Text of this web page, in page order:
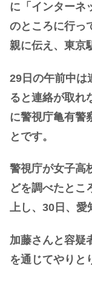
に「インターネ
のところに行っ
親に伝え、東京
29日の午前中は
ると連絡が取れ
に警視庁亀有警
とです。
警視庁が女子高
どを調べたとこ
上し、30日、愛
加藤さんと容疑
を通じてやりと